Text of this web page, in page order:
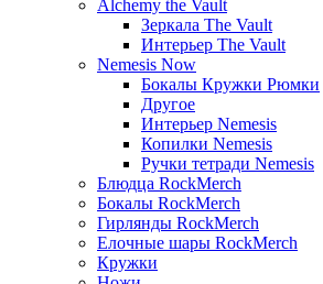
Alchemy the Vault
Зеркала The Vault
Интерьер The Vault
Nemesis Now
Бокалы Кружки Рюмки
Другое
Интерьер Nemesis
Копилки Nemesis
Ручки тетради Nemesis
Блюдца RockMerch
Бокалы RockMerch
Гирлянды RockMerch
Елочные шары RockMerch
Кружки